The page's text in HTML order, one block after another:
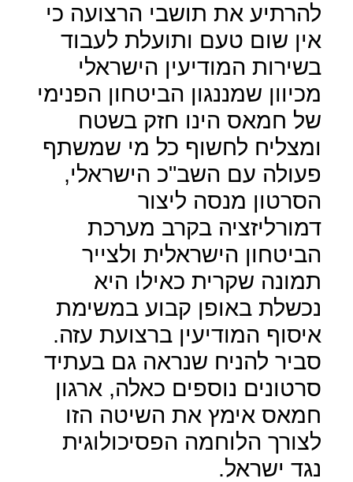
להרתיע את תושבי הרצועה כי
אין שום טעם ותועלת לעבוד
בשירות המודיעין הישראלי
מכיוון שמננגון הביטחון הפנימי
של חמאס הינו חזק בשטח
ומצליח לחשוף כל מי שמשתף
פעולה עם השב"כ הישראלי,
הסרטון מנסה ליצור
דמורליזציה בקרב מערכת
הביטחון הישראלית ולצייר
תמונה שקרית כאילו היא
נכשלת באופן קבוע במשימת
איסוף המודיעין ברצועת עזה.
סביר להניח שנראה גם בעתיד
סרטונים נוספים כאלה, ארגון
חמאס אימץ את השיטה הזו
לצורך הלוחמה הפסיכולוגית
נגד ישראל.